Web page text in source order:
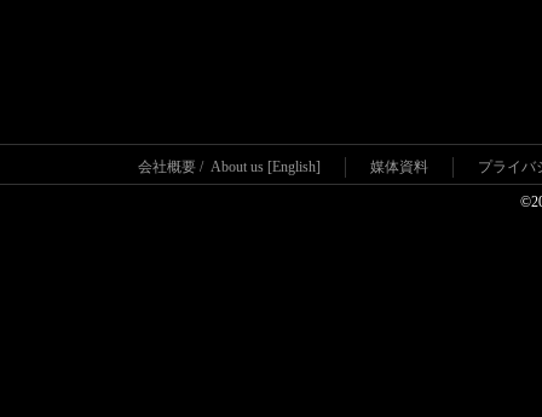
会社概要 / About us [English] 媒体資料 プライバ